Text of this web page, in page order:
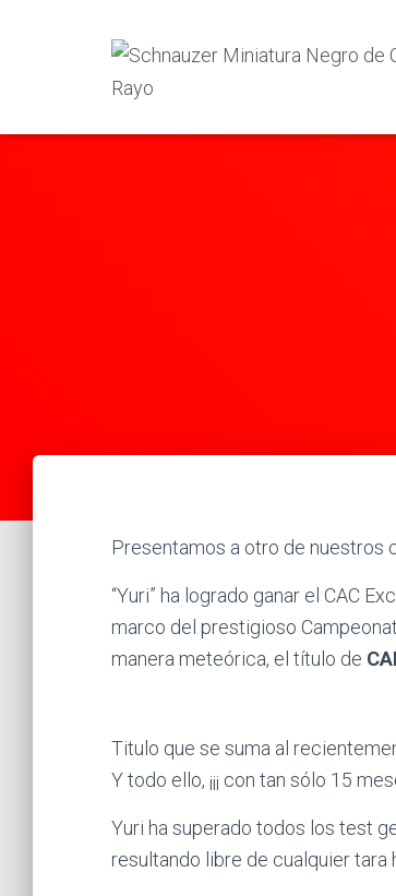
Presentamos a otro de nuestros
“Yuri” ha logrado ganar el CAC
marco del prestigioso
manera meteórica, el título de
Titulo que se suma al
Y todo ello, ¡¡¡ con tan sólo 15
Yuri ha superado todos los test
resultando libre de cualquier tara